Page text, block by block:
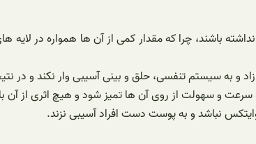
باشند، چرا که مقدار کمی از آن ها همواره در
و به سیستم تنفسی، حلق و بینی آسیبی وار نکند
و سهولت از روی آن ها تمیز شود و هیچ اثری از آن
نباشد و به پوست دست افراد آسیبی نزند.